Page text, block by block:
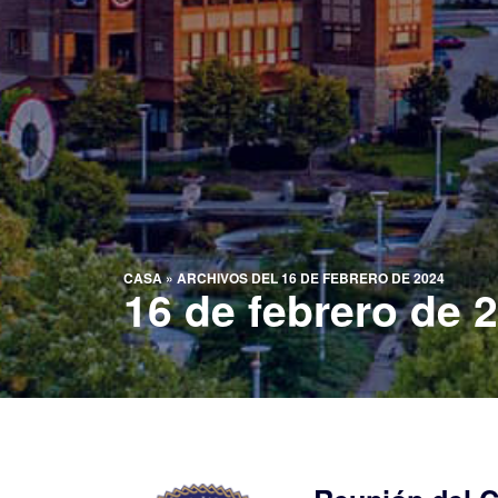
CASA»ARCHIVOS DEL 16 DE FEBRERO DE 2024
16 de febrero de